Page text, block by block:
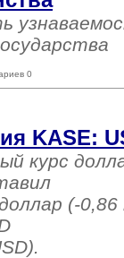
0
KASE:
курс
(-